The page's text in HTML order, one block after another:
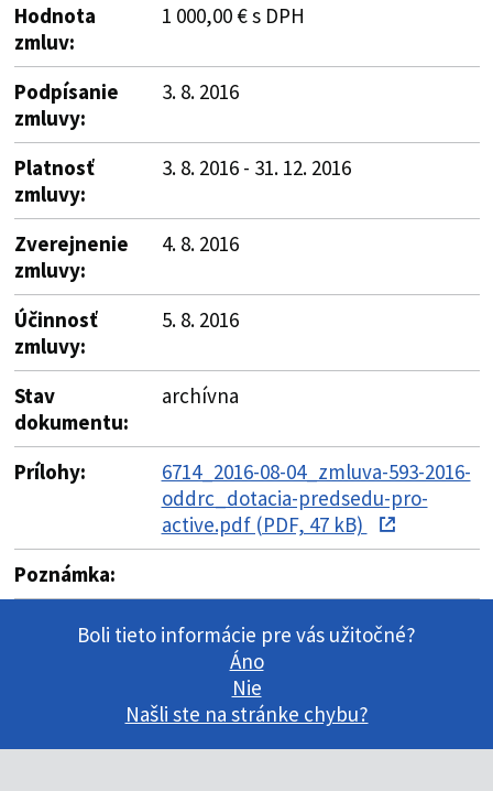
Hodnota
zmluv:
1 000,00 € s DPH
Podpísanie
zmluvy:
3. 8. 2016
Platnosť
zmluvy:
3. 8. 2016 - 31. 12. 2016
Zverejnenie
zmluvy:
4. 8. 2016
Účinnosť
zmluvy:
5. 8. 2016
Stav
dokumentu:
archívna
Prílohy:
6714_2016-08-04_zmluva-593-2016-
oddrc_dotacia-predsedu-pro-
active.pdf (PDF, 47 kB)
Poznámka:
Boli tieto informácie pre vás užitočné?
Áno
Nie
Našli ste na stránke chybu?